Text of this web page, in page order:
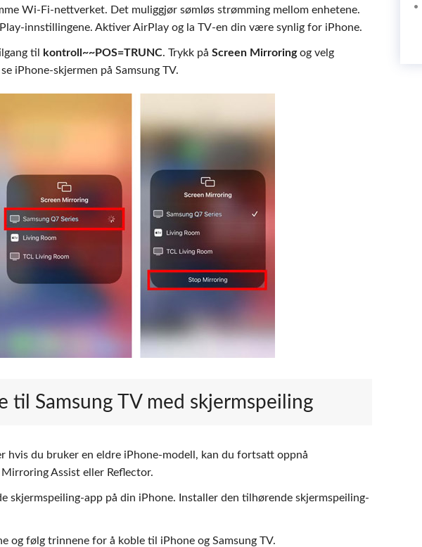
Wi-Fi-nettverket. Det muliggjør sømløs strømming mellom enhetene.
innstillingene. Aktiver AirPlay og la TV-en din være synlig for iPhone.
til kontroll~~POS=TRUNC. Trykk på Screen Mirroringog velg
iPhone-skjermen på Samsung TV.
til Samsung TV med skjermspeiling
hvis du bruker en eldre iPhone-modell, kan du fortsatt oppnå
Assist eller Reflector.
skjermspeiling-app på din iPhone. Installer den tilhørende skjermspeiling-
og følg trinnene for å koble til iPhone og Samsung TV.